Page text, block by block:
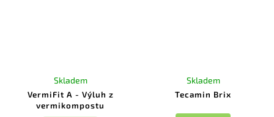
VermiFit A - Výluh z
vermikompostu
Skladem
Tecamin Brix
Skladem